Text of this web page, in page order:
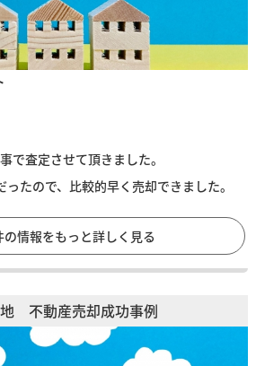
で査定させて頂きました。
たので、比較的早く売却できました。
の情報をもっと詳しく見る
不動産売却成功事例